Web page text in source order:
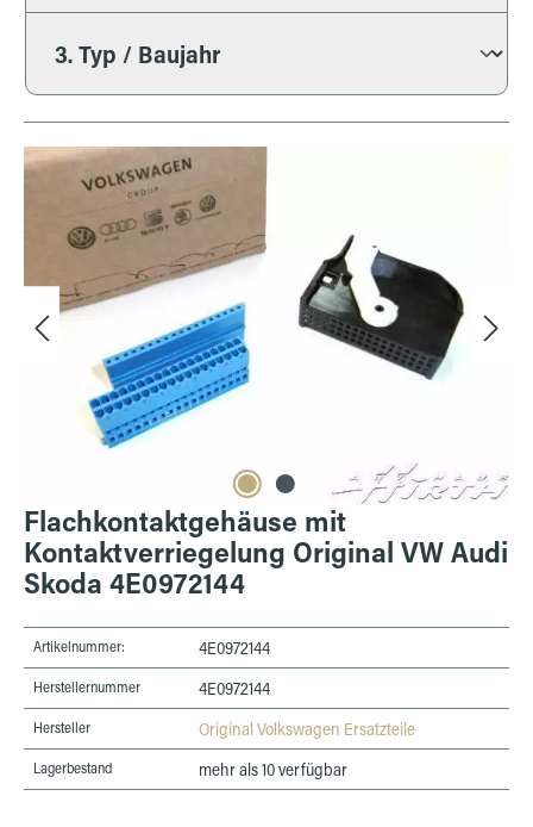
Bildergalerie überspringen
Flachkontaktgehäuse mit
Kontaktverriegelung Original VW Audi
Skoda 4E0972144
Artikelnummer: 4E0972144
Herstellernummer 4E0972144
Hersteller Original Volkswagen Ersatzteile
Lagerbestand mehr als 10 verfügbar